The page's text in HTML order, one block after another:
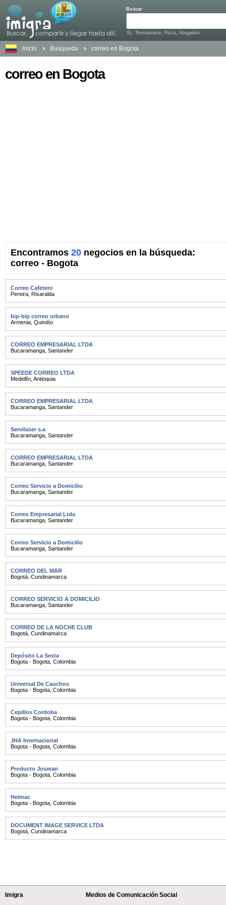
Buscar
Ej.: Restaurante, Pizza, Abogados.
Inicio Busqueda correo en Bogota
correo en Bogota
Encontramos 20 negocios en la búsqueda:
correo - Bogota
Correo Cafetero
Pereira Risaralda
bip-bip correo urbano
Armenia Quindío
CORREO EMPRESARIAL LTDA
Bucaramanga Santander
SPEEDE CORREO LTDA
Medellín Antioquia
CORREO EMPRESARIAL LTDA
Bucaramanga Santander
Servilaser s.a
Bucaramanga Santander
CORREO EMPRESARIAL LTDA
Bucaramanga Santander
Correo Servicio a Domicilio
Bucaramanga Santander
Correo Empresarial Ltda
Bucaramanga Santander
Correo Servicio a Domicilio
Bucaramanga Santander
CORREO DEL MAR
Bogotá Cundinamarca
CORREO SERVICIO A DOMICILIO
Bucaramanga Santander
CORREO DE LA NOCHE CLUB
Bogotá Cundinamarca
Depósito La Sexta
Bogota - Bogota Colombia
Universal De Cauchos
Bogota - Bogota Colombia
Cepillos Cordoba
Bogota - Bogota Colombia
JHA Internacional
Bogota - Bogota Colombia
Producto Josman
Bogota - Bogota Colombia
Helmac
Bogota - Bogota Colombia
DOCUMENT IMAGE SERVICE LTDA
Bogotá Cundinamarca
Imigra Medios de Comunicación Social